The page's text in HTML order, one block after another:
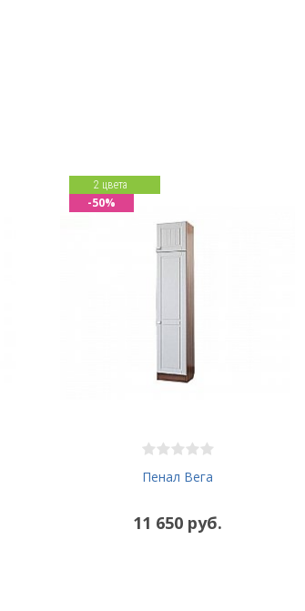
Пенал Вега
2 цвета
11 650 руб.
-50%